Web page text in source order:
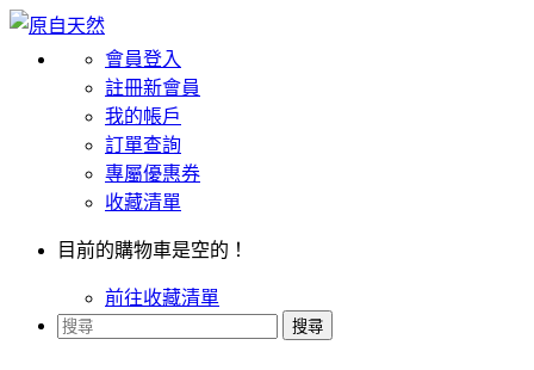
會員登入
註冊新會員
我的帳戶
訂單查詢
專屬優惠券
收藏清單
目前的購物車是空的！
前往收藏清單
搜尋